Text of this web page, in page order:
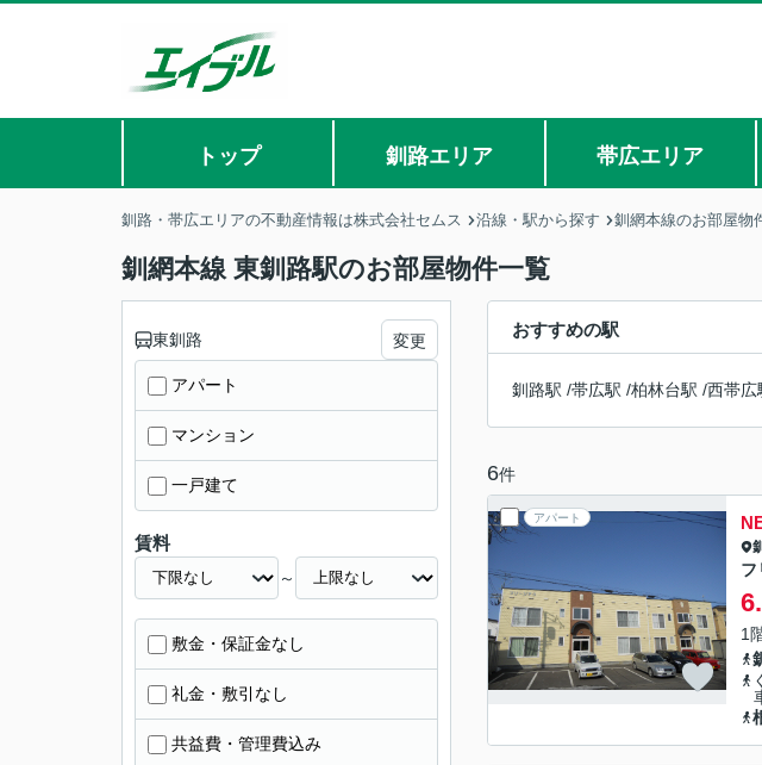
トップ 釧路エリア 帯広エリア
釧路・帯広エリアの不動産情報は株式会社セムス 沿線・駅から探す 釧網本線のお部屋物
釧網本線 東釧路駅のお部屋物件一覧
おすすめの駅
釧路駅 /帯広駅 /柏林台駅 /西帯広
6件
アパート
フ
1
東釧路 変更
アパート
マンション
一戸建て
賃料
～
敷金・保証金なし
礼金・敷引なし
共益費・管理費込み